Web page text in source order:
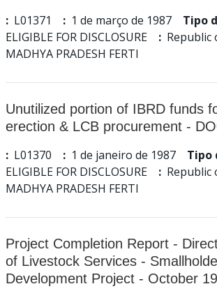
: L01371 : 1 de março de 1987
Tipo
ELIGIBLE FOR DISCLOSURE
: Republic
MADHYA PRADESH FERTI
Unutilized portion of IBRD funds
erection & LCB procurement -
: L01370 : 1 de janeiro de 1987
Tipo
ELIGIBLE FOR DISCLOSURE
: Republic
MADHYA PRADESH FERTI
Project Completion Report -
of Livestock Services -
Development Project - October